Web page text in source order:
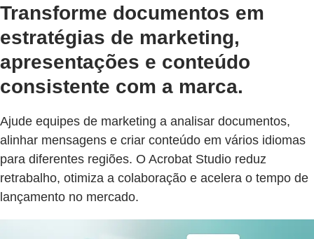
Transforme documentos em
estratégias de marketing,
apresentações e conteúdo
consistente com a marca.
Ajude equipes de marketing a analisar documentos,
alinhar mensagens e criar conteúdo em vários idiomas
para diferentes regiões. O Acrobat Studio reduz
retrabalho, otimiza a colaboração e acelera o tempo de
lançamento no mercado.